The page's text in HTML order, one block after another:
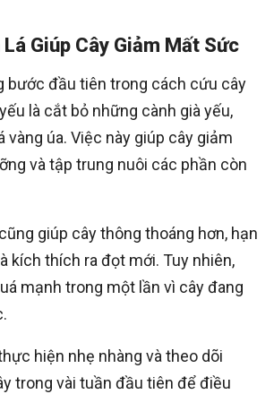
Giúp Cây Giảm Mất Sức
bước đầu tiên trong cách cứu cây
là cắt bỏ những cành già yếu,
vàng úa. Việc này giúp cây giảm
và tập trung nuôi các phần còn
giúp cây thông thoáng hơn, hạn
kích thích ra đọt mới. Tuy nhiên,
mạnh trong một lần vì cây đang
hiện nhẹ nhàng và theo dõi
trong vài tuần đầu tiên để điều